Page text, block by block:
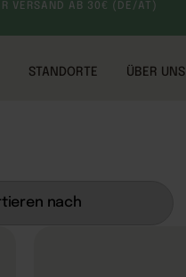
VERSAND AB 30€ (DE/AT)
STANDORTE ÜBER UNS